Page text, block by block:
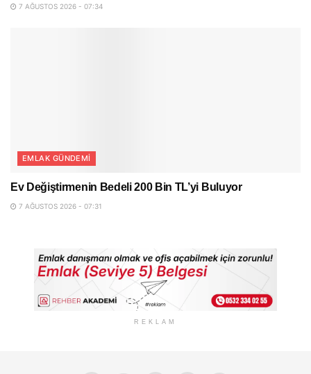
7 AĞUSTOS 2026 - 07:34
EMLAK GÜNDEMI
Ev Değiştirmenin Bedeli 200 Bin TL’yi Buluyor
7 AĞUSTOS 2026 - 07:31
REKLAM